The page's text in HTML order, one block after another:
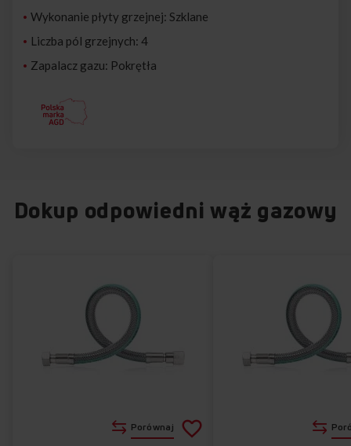
Wykonanie płyty grzejnej: Szklane
Liczba pól grzejnych: 4
Zapalacz gazu: Pokrętła
Dokup odpowiedni wąż gazowy
Porównaj Dodaj